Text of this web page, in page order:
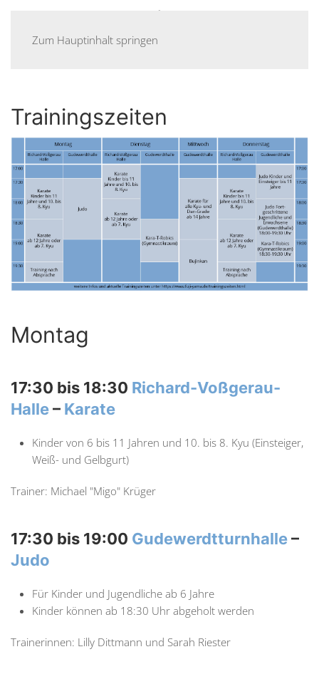
Zum Hauptinhalt springen
Trainingszeiten
Montag
17:30 bis 18:30 Richard-Voßgerau-
Halle– Karate
Kinder von 6 bis 11 Jahren und 10. bis 8. Kyu (Einsteiger,
Weiß- und Gelbgurt)
Trainer: Michael "Migo" Krüger
17:30 bis 19:00 Gudewerdtturnhalle–
Judo
Für Kinder und Jugendliche ab 6 Jahre
Kinder können ab 18:30 Uhr abgeholt werden
Trainerinnen: Lilly Dittmann und Sarah Riester